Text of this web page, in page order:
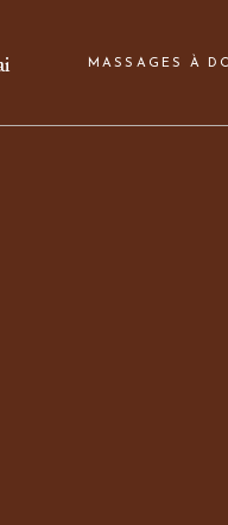
MASSAGES À